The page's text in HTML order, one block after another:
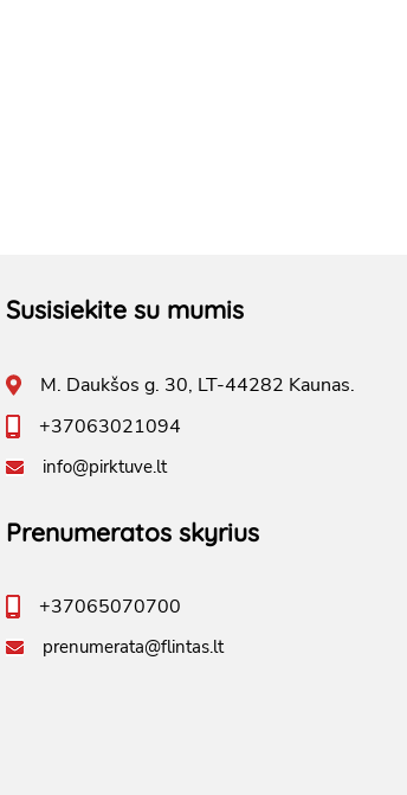
Susisiekite su mumis
M. Daukšos g. 30, LT-44282 Kaunas.
+37063021094
info@pirktuve.lt
Prenumeratos skyrius
+37065070700
prenumerata@flintas.lt